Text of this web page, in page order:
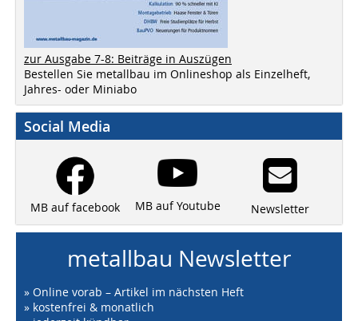
zur Ausgabe 7-8: Beiträge in Auszügen
Bestellen Sie metallbau im Onlineshop als Einzelheft,
Jahres- oder Miniabo
Social Media
MB auf facebook MB auf Youtube Newsletter
metallbau Newsletter
» Online vorab – Artikel im nächsten Heft
» kostenfrei & monatlich